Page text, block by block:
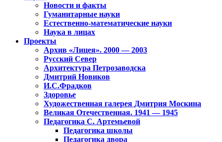
Новости и факты
Гуманитарные науки
Естественно-математические науки
Наука в лицах
Проекты
Архив «Лицея». 2000 — 2003
Русский Север
Архитектура Петрозаводска
Дмитрий Новиков
И.С.Фрадков
Здоровье
Художественная галерея Дмитрия Москина
Великая Отечественная. 1941 — 1945
Педагогика С. Артемьевой
Педагогика школы
Педагогика двора